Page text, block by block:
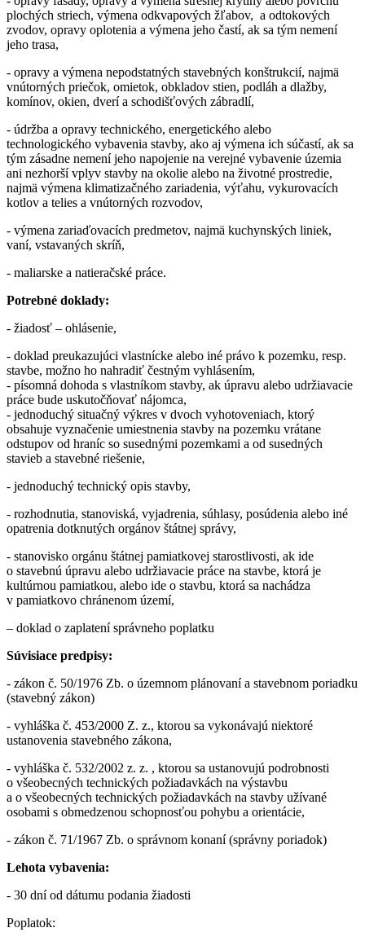
plochých striech, výmena odkvapových žľabov, a odtokových
zvodov, opravy oplotenia a výmena jeho častí, ak sa tým nemení
jeho trasa,
- opravy a výmena nepodstatných stavebných konštrukcií, najmä
vnútorných priečok, omietok, obkladov stien, podláh a dlažby,
komínov, okien, dverí a schodišťových zábradlí,
- údržba a opravy technického, energetického alebo
technologického vybavenia stavby, ako aj výmena ich súčastí, ak sa
tým zásadne nemení jeho napojenie na verejné vybavenie územia
ani nezhorší vplyv stavby na okolie alebo na životné prostredie,
najmä výmena klimatizačného zariadenia, výťahu, vykurovacích
kotlov a telies a vnútorných rozvodov,
- výmena zariaďovacích predmetov, najmä kuchynských liniek,
vaní, vstavaných skríň,
- maliarske a natieračské práce.
Potrebné doklady:
- žiadosť – ohlásenie,
- doklad preukazujúci vlastnícke alebo iné právo k pozemku, resp.
stavbe, možno ho nahradiť čestným vyhlásením,
- písomná dohoda s vlastníkom stavby, ak úpravu alebo udržiavacie
práce bude uskutočňovať nájomca,
- jednoduchý situačný výkres v dvoch vyhotoveniach, ktorý
obsahuje vyznačenie umiestnenia stavby na pozemku vrátane
odstupov od hraníc so susednými pozemkami a od susedných
stavieb a stavebné riešenie,
- jednoduchý technický opis stavby,
- rozhodnutia, stanoviská, vyjadrenia, súhlasy, posúdenia alebo iné
opatrenia dotknutých orgánov štátnej správy,
- stanovisko orgánu štátnej pamiatkovej starostlivosti, ak ide
o stavebnú úpravu alebo udržiavacie práce na stavbe, ktorá je
kultúrnou pamiatkou, alebo ide o stavbu, ktorá sa nachádza
v pamiatkovo chránenom území,
– doklad o zaplatení správneho poplatku
Súvisiace predpisy:
- zákon č. 50/1976 Zb. o územnom plánovaní a stavebnom poriadku
(stavebný zákon)
- vyhláška č. 453/2000 Z. z., ktorou sa vykonávajú niektoré
ustanovenia stavebného zákona,
- vyhláška č. 532/2002 z. z. , ktorou sa ustanovujú podrobnosti
o všeobecných technických požiadavkách na výstavbu
a o všeobecných technických požiadavkách na stavby užívané
osobami s obmedzenou schopnosťou pohybu a orientácie,
- zákon č. 71/1967 Zb. o správnom konaní (správny poriadok)
Lehota vybavenia:
- 30 dní od dátumu podania žiadosti
Poplatok: